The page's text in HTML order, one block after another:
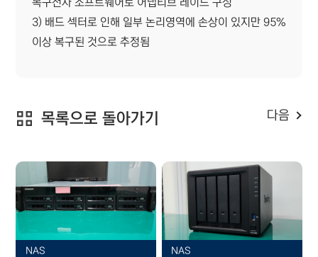
복구천사 소프트웨어로 어댑티브 레이드 구성
3) 배드 섹터로 인해 일부 논리영역에 손상이 있지만 95%
이상 복구된 것으로 추정됨
목록으로 돌아가기 다음
NAS NAS